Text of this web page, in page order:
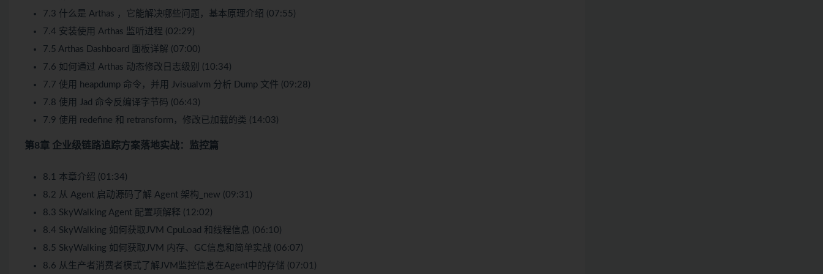
7.3 什么是 Arthas ，它能解决哪些问题，基本原理介绍 (07:55)
7.4 安装使用 Arthas 监听进程 (02:29)
7.5 Arthas Dashboard 面板详解 (07:00)
7.6 如何通过 Arthas 动态修改日志级别 (10:34)
7.7 使用 heapdump 命令，并用 Jvisualvm 分析 Dump 文件 (09:28)
7.8 使用 Jad 命令反编译字节码 (06:43)
7.9 使用 redefine 和 retransform，修改已加载的类 (14:03)
第8章 企业级链路追踪方案落地实战：监控篇
8.1 本章介绍 (01:34)
8.2 从 Agent 启动源码了解 Agent 架构_new (09:31)
8.3 SkyWalking Agent 配置项解释 (12:02)
8.4 SkyWalking 如何获取JVM CpuLoad 和线程信息 (06:10)
8.5 SkyWalking 如何获取JVM 内存、GC信息和简单实战 (06:07)
8.6 从生产者消费者模式了解JVM监控信息在Agent中的存储 (07:01)